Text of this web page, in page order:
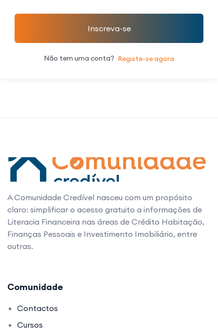
Inscreva-se
Não tem uma conta? Registe-se agora
A Comunidade Credível nasceu com um propósito
claro: simplificar o acesso gratuito a informações de
Literacia Financeira nas áreas de Crédito Habitação,
Finanças Pessoais e Investimento Imobiliário, entre
outras.
Comunidade
Contactos
Cursos